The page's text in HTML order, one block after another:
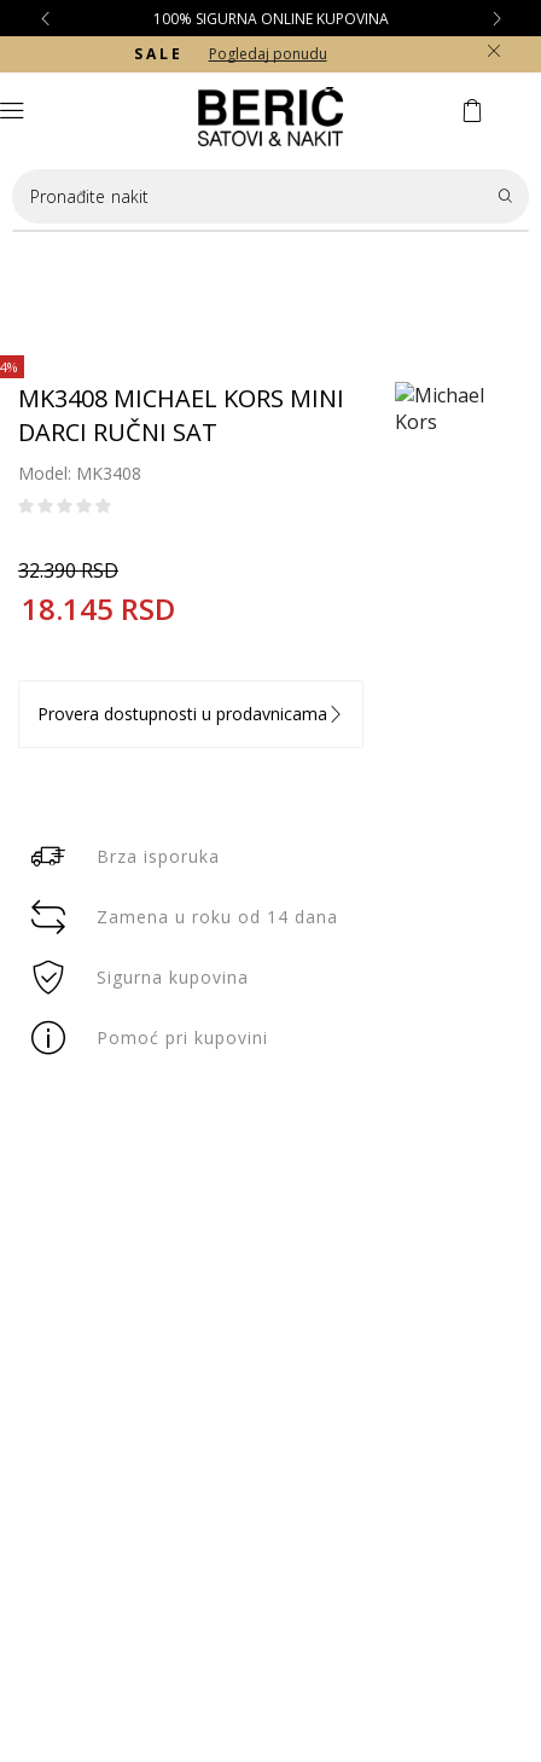
100% SIGURNA ONLINE KUPOVINA
S A L E
Pogledaj ponudu
Pronađite nakit
MK3408 MICHAEL KORS MINI
DARCI RUČNI SAT
Model: MK3408
32.390RSD
18.145 RSD
Provera dostupnosti u prodavnicama
Brza isporuka
Zamena u roku od 14 dana
Sigurna kupovina
Pomoć pri kupovini